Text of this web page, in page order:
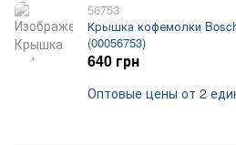
56753
Крышка кофемолки
(00056753)
640 грн
Оптовые цены от 2